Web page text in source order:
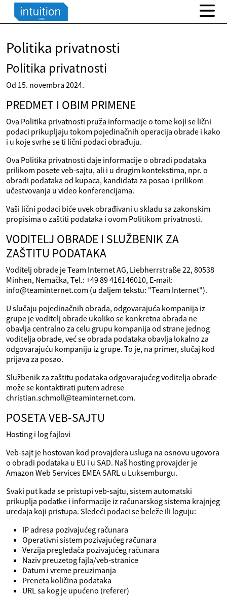
Politika privatnosti
Politika privatnosti
Od 15. novembra 2024.
PREDMET I OBIM PRIMENE
Ova Politika privatnosti pruža informacije o tome koji se lični
podaci prikupljaju tokom pojedinačnih operacija obrade i kako
i u koje svrhe se ti lični podaci obrađuju.
Ova Politika privatnosti daje informacije o obradi podataka
prilikom posete veb-sajtu, ali i u drugim kontekstima, npr. o
obradi podataka od kupaca, kandidata za posao i prilikom
učestvovanja u video konferencijama.
Vaši lični podaci biće uvek obrađivani u skladu sa zakonskim
propisima o zaštiti podataka i ovom Politikom privatnosti.
VODITELJ OBRADE I SLUŽBENIK ZA
ZAŠTITU PODATAKA
Voditelj obrade je Team Internet AG, Liebherrstraße 22, 80538
Minhen, Nemačka, Tel.: +49 89 416146010, E‑mail:
info@teaminternet.com (u daljem tekstu: "Team Internet").
U slučaju pojedinačnih obrada, odgovarajuća kompanija iz
grupe je voditelj obrade ukoliko se konkretna obrada ne
obavlja centralno za celu grupu kompanija od strane jednog
voditelja obrade, već se obrada podataka obavlja lokalno za
odgovarajuću kompaniju iz grupe. To je, na primer, slučaj kod
prijava za posao.
Službenik za zaštitu podataka odgovarajućeg voditelja obrade
može se kontaktirati putem adrese
christian.schmoll@teaminternet.com.
POSETA VEB‑SAJTU
Hosting i log fajlovi
Veb-sajt je hostovan kod provajdera usluga na osnovu ugovora
o obradi podataka u EU i u SAD. Naš hosting provajder je
Amazon Web Services EMEA SARL u Luksemburgu.
Svaki put kada se pristupi veb-sajtu, sistem automatski
prikuplja podatke i informacije iz računarskog sistema krajnjeg
uređaja koji pristupa. Sledeći podaci se beleže ili loguju:
IP adresa pozivajućeg računara
Operativni sistem pozivajućeg računara
Verzija pregledača pozivajućeg računara
Naziv preuzetog fajla/veb‑stranice
Datum i vreme preuzimanja
Preneta količina podataka
URL sa kog je upućeno (referer)